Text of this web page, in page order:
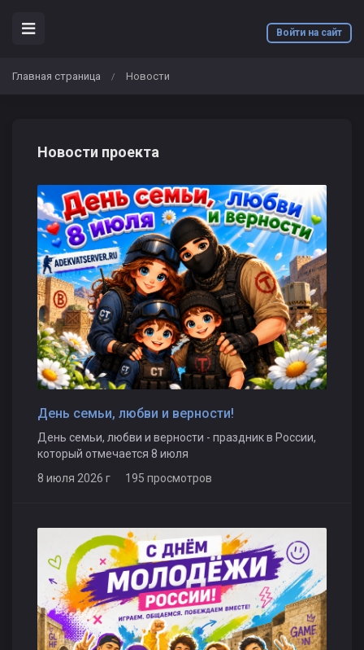
Войти на сайт
Главная страница / Новости
Новости проекта
День семьи, любви и верности!
День семьи, любви и верности - праздник в России,
который отмечается 8 июля
8 июля 2026 г 195 просмотров